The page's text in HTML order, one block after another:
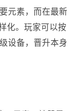
元素，而在最新
化。玩家可以按
设备，晋升本身